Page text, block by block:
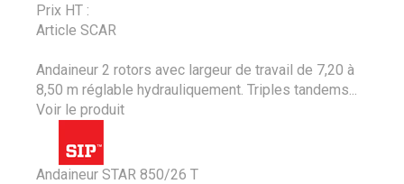
Prix HT :
Article SCAR
Andaineur 2 rotors avec largeur de travail de 7,20 à
8,50 m réglable hydrauliquement. Triples tandems...
Voir le produit
Andaineur STAR 850/26 T